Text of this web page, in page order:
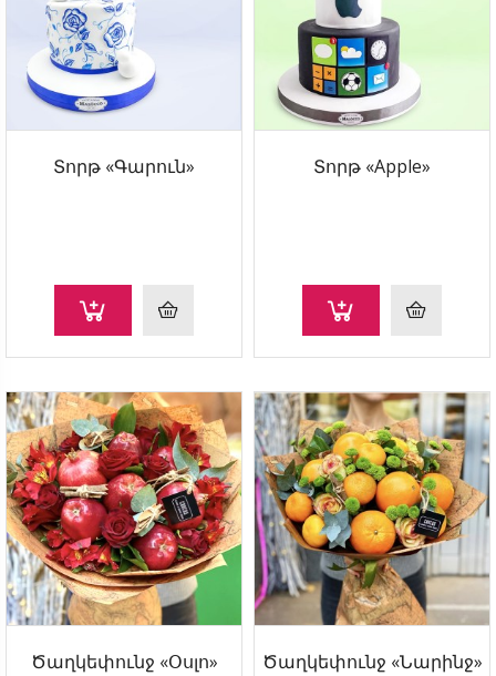
Տորթ «Գարուն» Տորթ «Apple»
Ծաղկեփունջ «Օսլո» Ծաղկեփունջ «Նարինջ»